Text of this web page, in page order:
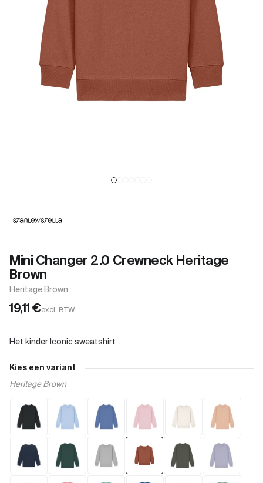
Mini Changer 2.0 Crewneck Heritage
Brown
Heritage Brown
19,11€excl. BTW
Kies een variant
Heritage Brown